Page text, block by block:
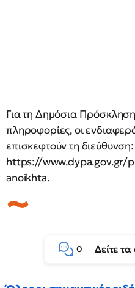
Για τη Δημόσια Πρόσκληση
πληροφορίες, οι
επισκεφτούν τη διεύθυνση:
https://www.dypa.gov.gr/
anoikhta.
0 Δείτε